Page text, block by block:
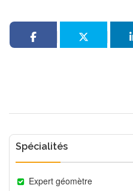
Spécialités
Expert géomètre